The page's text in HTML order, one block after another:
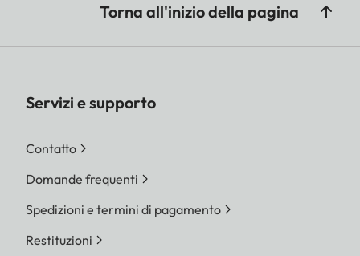
Torna all'inizio della pagina
Servizi e supporto
Contatto
Domande frequenti
Spedizioni e termini di pagamento
Restituzioni